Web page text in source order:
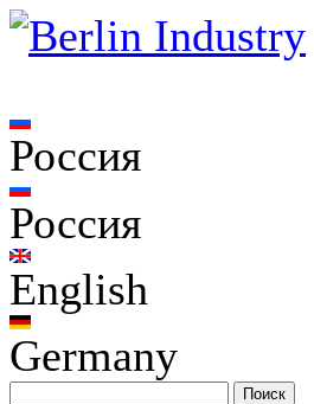
Россия
Россия
English
Germany